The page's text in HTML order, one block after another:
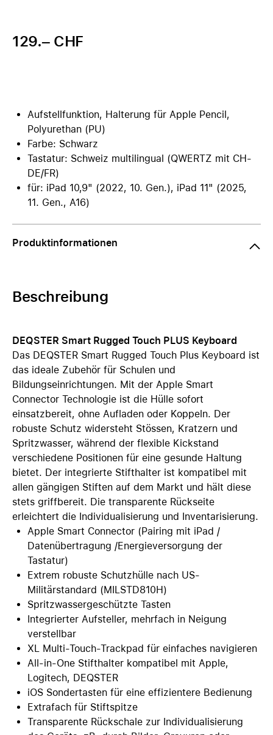
129.– CHF
Aufstellfunktion, Halterung für Apple Pencil,
Polyurethan (PU)
Farbe: Schwarz
Tastatur: Schweiz multilingual (QWERTZ mit CH-
DE/FR)
für: iPad 10,9" (2022, 10. Gen.), iPad 11" (2025,
11. Gen., A16)
Produktinformationen
Beschreibung
DEQSTER Smart Rugged Touch PLUS Keyboard
Das DEQSTER Smart Rugged Touch Plus Keyboard ist
das ideale Zubehör für Schulen und
Bildungseinrichtungen. Mit der Apple Smart
Connector Technologie ist die Hülle sofort
einsatzbereit, ohne Aufladen oder Koppeln. Der
robuste Schutz widersteht Stössen, Kratzern und
Spritzwasser, während der flexible Kickstand
verschiedene Positionen für eine gesunde Haltung
bietet. Der integrierte Stifthalter ist kompatibel mit
allen gängigen Stiften auf dem Markt und hält diese
stets griffbereit. Die transparente Rückseite
erleichtert die Individualisierung und Inventarisierung.
Apple Smart Connector (Pairing mit iPad /
Datenübertragung /Energieversorgung der
Tastatur)
Extrem robuste Schutzhülle nach US-
Militärstandard (MILSTD810H)
Spritzwassergeschützte Tasten
Integrierter Aufsteller, mehrfach in Neigung
verstellbar
XL Multi-Touch-Trackpad für einfaches navigieren
All-in-One Stifthalter kompatibel mit Apple,
Logitech, DEQSTER
iOS Sondertasten für eine effizientere Bedienung
Extrafach für Stiftspitze
Transparente Rückschale zur Individualisierung